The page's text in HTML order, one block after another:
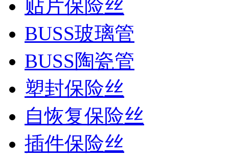
贴片保险丝
BUSS玻璃管
BUSS陶瓷管
塑封保险丝
自恢复保险丝
插件保险丝